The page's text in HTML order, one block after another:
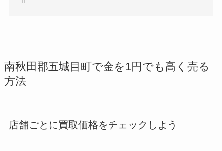
南秋田郡五城目町で金を1円でも高く売る
方法
店舗ごとに買取価格をチェックしよう